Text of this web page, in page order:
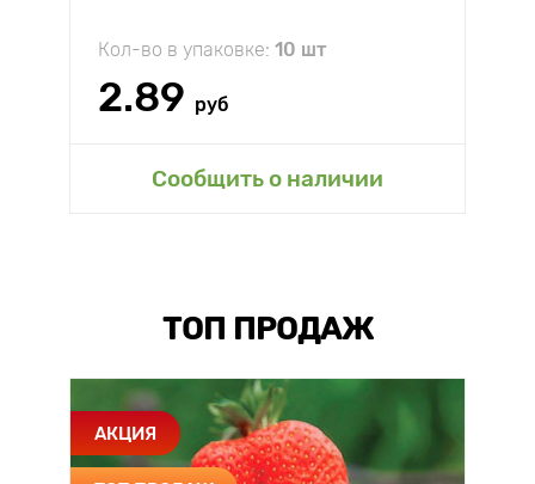
Кол-во в упаковке: 10 шт
2.89 руб
Сообщить о наличии
ТОП ПРОДАЖ
АКЦИЯ